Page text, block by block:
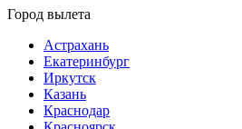
Город вылета
Астрахань
Екатеринбург
Иркутск
Казань
Краснодар